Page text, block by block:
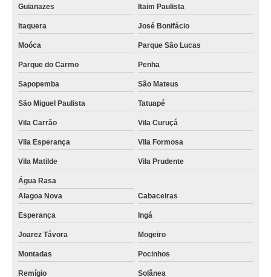
Guianazes Itaim Paulista
Itaquera José Bonifácio
Moóca Parque São Lucas
Parque do Carmo Penha
Sapopemba São Mateus
São Miguel Paulista Tatuapé
Vila Carrão Vila Curuçá
Vila Esperança Vila Formosa
Vila Matilde Vila Prudente
Água Rasa
Alagoa Nova
Cabaceiras
Esperança Ingá
Joarez Távora Mogeiro
Montadas Pocinhos
Remígio Solânea